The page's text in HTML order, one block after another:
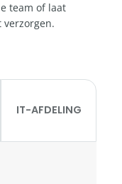
team of laat
verzorgen.
IT-AFDELING